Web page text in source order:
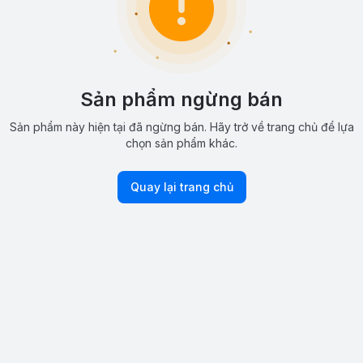
Sản phẩm ngừng bán
Sản phẩm này hiện tại đã ngừng bán. Hãy trở về trang chủ để lựa
chọn sản phẩm khác.
Quay lại trang chủ